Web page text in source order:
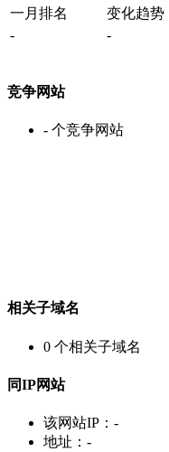
一月排名
变化趋势
-
-
竞争网站
- 个竞争网站
相关子域名
0 个相关子域名
同IP网站
该网站IP： -
地址： -